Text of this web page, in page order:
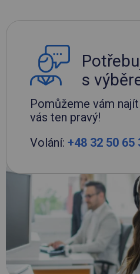
s
Pomůžeme vám
vás ten pravý!
Volání: +48 32 50 65